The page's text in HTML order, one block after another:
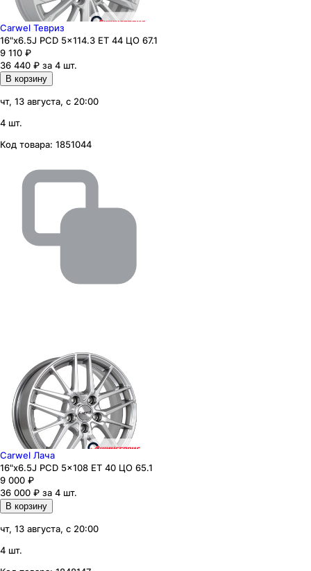
Carwel Тевриз
16"x6.5J PCD 5x114.3 ЕТ 44 ЦО 67.1
9 110 ₽
36 440 ₽ за 4 шт.
В корзину
чт, 13 августа, с 20:00
4 шт.
Код товара: 1851044
Carwel Лача
16"x6.5J PCD 5x108 ЕТ 40 ЦО 65.1
9 000 ₽
36 000 ₽ за 4 шт.
В корзину
чт, 13 августа, с 20:00
4 шт.